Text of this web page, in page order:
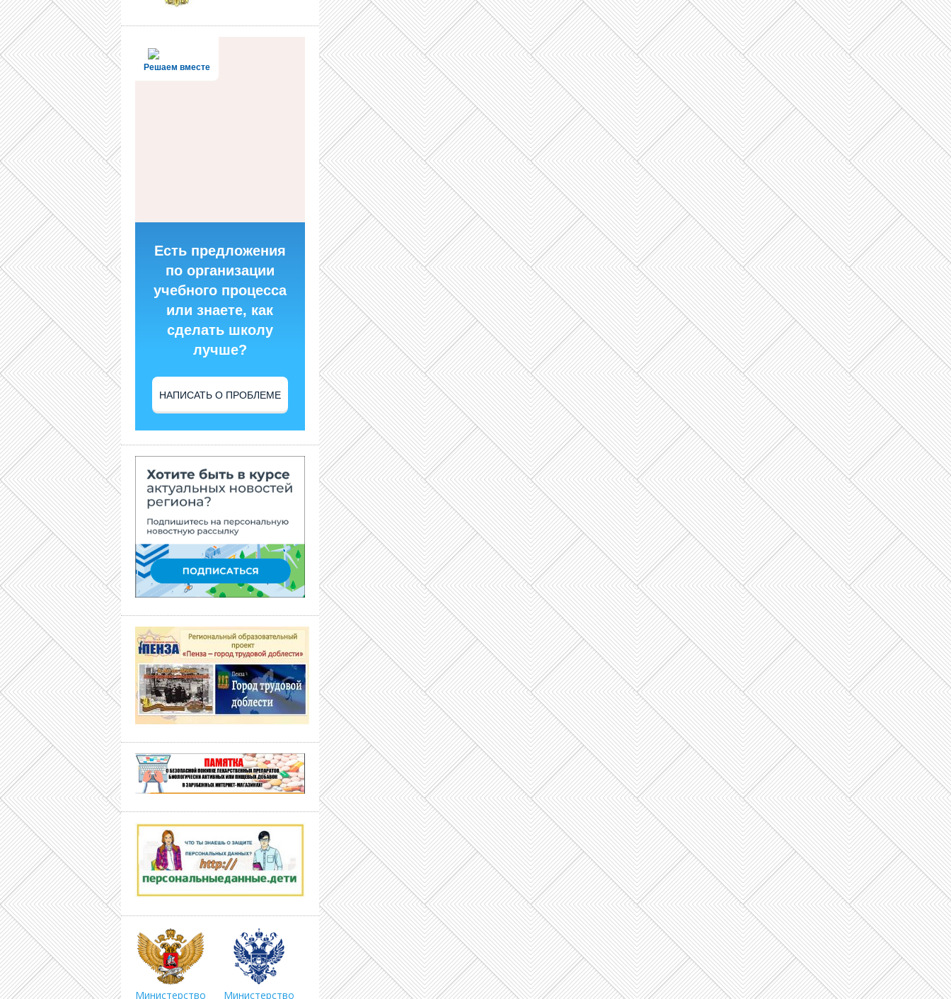
Решаем вместе
Есть предложения
по организации
учебного процесса
или знаете, как
сделать школу
лучше?
НАПИСАТЬ О ПРОБЛЕМЕ
Министерство Министерство